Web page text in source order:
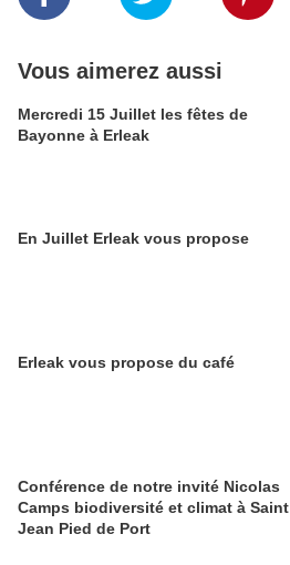
Vous aimerez aussi
Mercredi 15 Juillet les fêtes de
Bayonne à Erleak
En Juillet Erleak vous propose
Erleak vous propose du café
Conférence de notre invité Nicolas
Camps biodiversité et climat à Saint
Jean Pied de Port